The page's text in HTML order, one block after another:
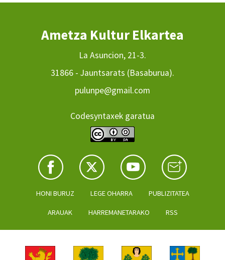
Ametza Kultur Elkartea
La Asuncion, 21-3.
31866 - Jauntsarats (Basaburua).
pulunpe@gmail.com
Codesyntaxek garatua
HONI BURUZ LEGE OHARRA PUBLIZITATEA
ARAUAK HARREMANETARAKO RSS